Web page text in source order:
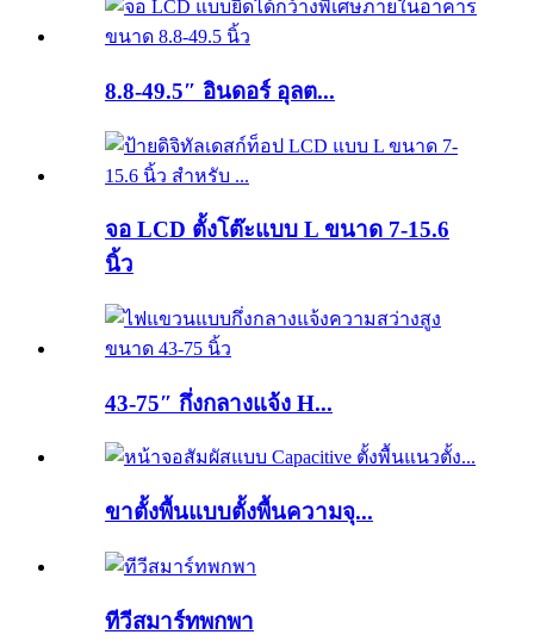
8.8-49.5″ อินดอร์ อุลต...
จอ LCD ตั้งโต๊ะแบบ L ขนาด 7-15.6
นิ้ว
43-75″ กึ่งกลางแจ้ง H...
ขาตั้งพื้นแบบตั้งพื้นความจุ...
ทีวีสมาร์ทพกพา